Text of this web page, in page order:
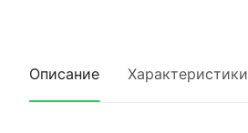
Описание Характеристики